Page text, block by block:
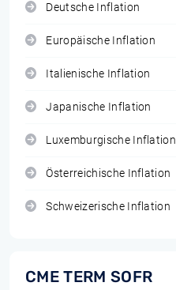
Deutsche Inflation
Europäische Inflation
Italienische Inflation
Japanische Inflation
Luxemburgische Inflation
Österreichische Inflation
Schweizerische Inflation
CME TERM SOFR